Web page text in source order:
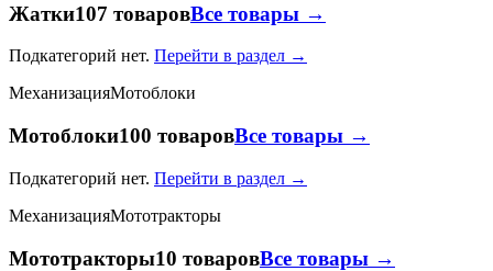
Жатки107 товаровВсе товары →
Подкатегорий нет. Перейти в раздел →
МеханизацияМотоблоки
Мотоблоки100 товаровВсе товары →
Подкатегорий нет. Перейти в раздел →
МеханизацияМототракторы
Мототракторы10 товаровВсе товары →